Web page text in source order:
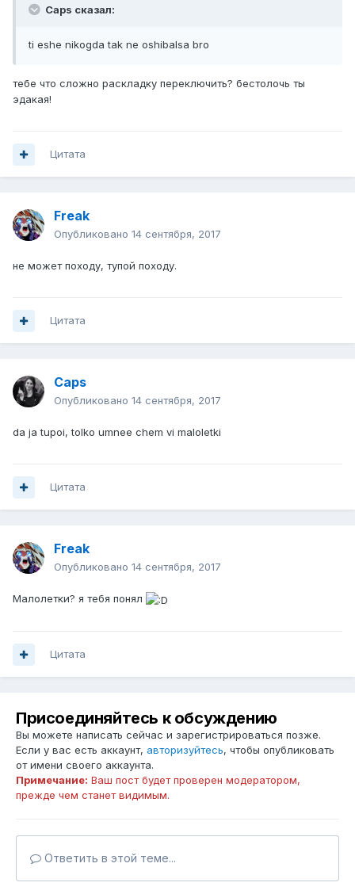
Caps сказал:
ti eshe nikogda tak ne oshibalsa bro
тебе что сложно раскладку переключить? бестолочь ты
эдакая!
Цитата
Freak
Опубликовано 14 сентября, 2017
не может походу, тупой походу.
Цитата
Caps
Опубликовано 14 сентября, 2017
da ja tupoi, tolko umnee chem vi maloletki
Цитата
Freak
Опубликовано 14 сентября, 2017
Малолетки? я тебя понял
Цитата
Присоединяйтесь к обсуждению
Вы можете написать сейчас и зарегистрироваться позже.
Если у вас есть аккаунт, авторизуйтесь, чтобы опубликовать
от имени своего аккаунта.
Примечание: Ваш пост будет проверен модератором,
прежде чем станет видимым.
Ответить в этой теме...